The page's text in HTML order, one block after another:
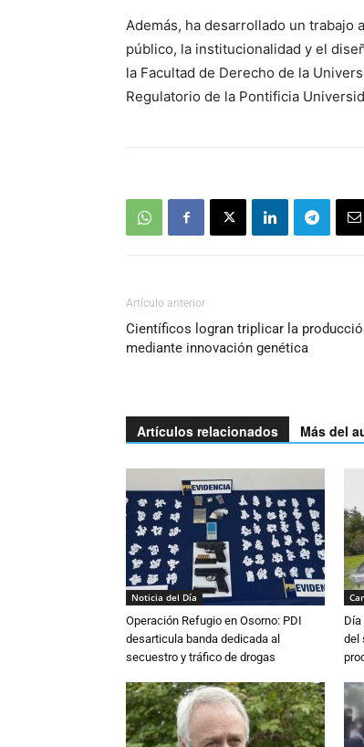
Además, ha desarrollado un trabajo
público, la institucionalidad y el
la Facultad de Derecho de la
Regulatorio de la Pontificia
Artículo anterior
Científicos logran triplicar la
mediante innovación genética
Artículos relacionados Más del
Noticia del Día
Operación Refugio en Osorno: PDI
desarticula banda dedicada al
secuestro y tráfico de drogas
del